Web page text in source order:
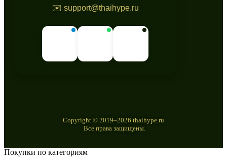
✉️ support@thaihype.ru
Copyright © 2019–2026 thaihype.ru
Все права защищены.
Покупки по категориям